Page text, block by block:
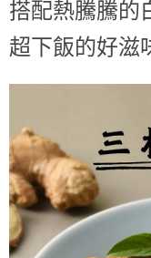
搭配熱騰騰的
超下飯的好滋